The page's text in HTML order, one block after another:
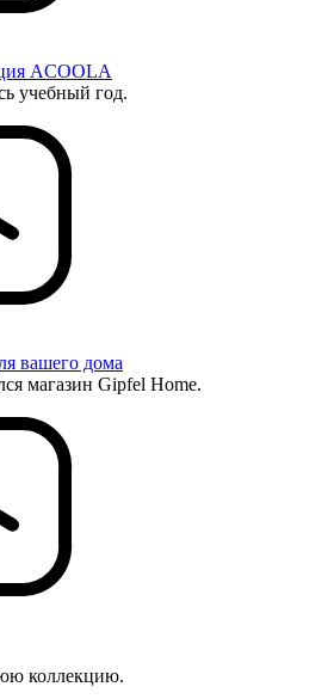
ACOOLA
учебный год.
вашего дома
магазин Gipfel Home.
коллекцию.